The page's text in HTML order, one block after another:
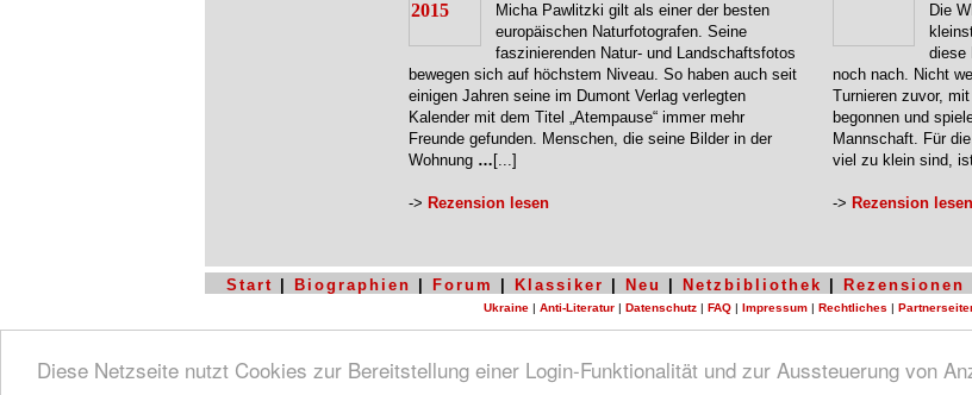
Diese Netzseite nutzt Cookies zur Bereitstellung einer Login-Funktionalität und zur Aussteuerung von
Micha Pawlitzki gilt als einer der besten
europäischen Naturfotografen. Seine
faszinierenden Natur- und Landschaftsfotos
bewegen sich auf höchstem Niveau. So haben auch seit
einigen Jahren seine im Dumont Verlag verlegten
Kalender mit dem Titel „Atempause“ immer mehr
Freunde gefunden. Menschen, die seine Bilder in der
Wohnung … [...]
-> Rezension lesen
Die
diese
noch nach. Nicht
Turnieren zuvor,
begonnen und
Mannschaft. Für
viel zu klein sind,
-> Rezension lesen
Start Biographien Forum Klassiker Neu Netzbibliothek Rezensionen
Ukraine | Anti-Literatur | Datenschutz | FAQ | Impressum | Rechtliches |
Systementwurf und -programmierung vonzerovision.de